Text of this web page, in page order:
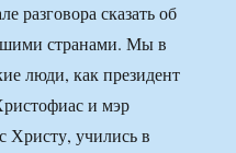
разговора сказать об
странами. Мы в
люди, как президент
и мэр
Христу, учились в